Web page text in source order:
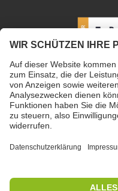
PETEC
96132 Schlüsselfeld |
0 |